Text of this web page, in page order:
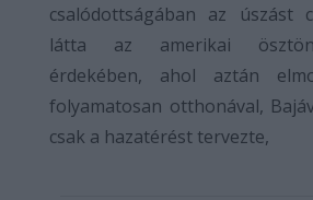
csalódottságában az úszást
látta az amerikai
érdekében, ahol aztán
folyamatosan otthonával,
csak a hazatérést tervezte,